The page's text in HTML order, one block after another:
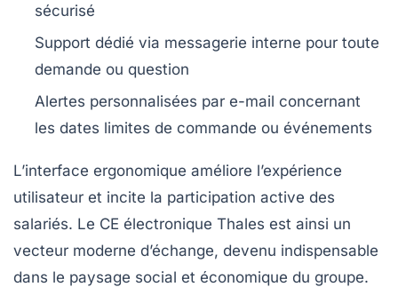
sécurisé
Support dédié via messagerie interne pour toute
demande ou question
Alertes personnalisées par e-mail concernant
les dates limites de commande ou événements
L’interface ergonomique améliore l’expérience
utilisateur et incite la participation active des
salariés. Le CE électronique Thales est ainsi un
vecteur moderne d’échange, devenu indispensable
dans le paysage social et économique du groupe.